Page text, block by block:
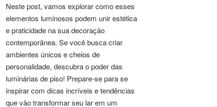
Neste post, vamos explorar como esses
elementos luminosos podem unir estética
e praticidade na sua decoração
contemporânea. Se você busca criar
ambientes únicos e cheios de
personalidade, descubra o poder das
luminárias de piso! Prepare-se para se
inspirar com dicas incríveis e tendências
que vão transformar seu lar em um